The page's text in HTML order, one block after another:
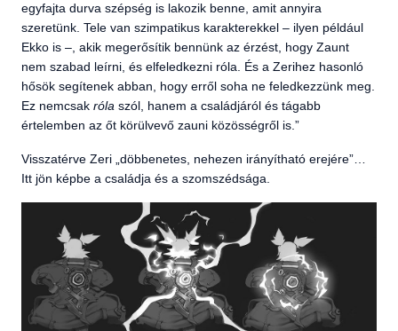
egyfajta durva szépség is lakozik benne, amit annyira
szeretünk. Tele van szimpatikus karakterekkel – ilyen például
Ekko is –, akik megerősítik bennünk az érzést, hogy Zaunt
nem szabad leírni, és elfeledkezni róla. És a Zerihez hasonló
hősök segítenek abban, hogy erről soha ne feledkezzünk meg.
Ez nemcsak róla szól, hanem a családjáról és tágabb
értelemben az őt körülvevő zauni közösségről is.”
Visszatérve Zeri „döbbenetes, nehezen irányítható erejére”…
Itt jön képbe a családja és a szomszédsága.